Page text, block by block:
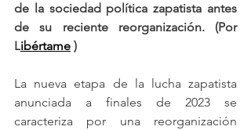
de la sociedad política zapatista antes
de su reciente reorganización. (Por
Libértame )
La nueva etapa de la lucha zapatista
anunciada a finales de 2023 se
caracteriza por una reorganización